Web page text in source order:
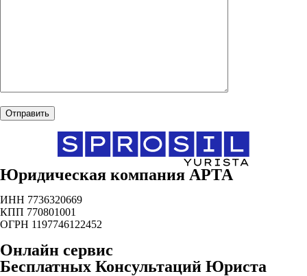
Юридическая компания АРТА
ИНН 7736320669
КПП 770801001
ОГРН 1197746122452
Онлайн сервис
Бесплатных Консультаций Юриста